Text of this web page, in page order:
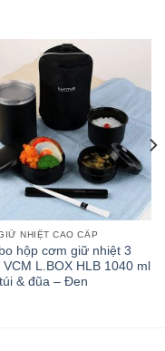
NHIỆT CAO CẤP
hộp cơm giữ nhiệt 3
VCM L.BOX HLB 1040 ml
& đũa – Đen